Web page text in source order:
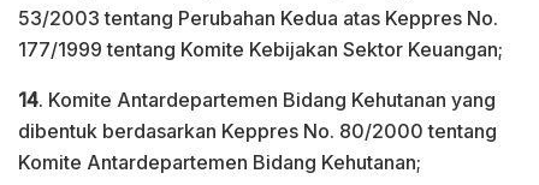
53/2003 tentang Perubahan Kedua atas Keppres No.
177/1999 tentang Komite Kebijakan Sektor Keuangan;
14. Komite Antardepartemen Bidang Kehutanan yang
dibentuk berdasarkan Keppres No. 80/2000 tentang
Komite Antardepartemen Bidang Kehutanan;